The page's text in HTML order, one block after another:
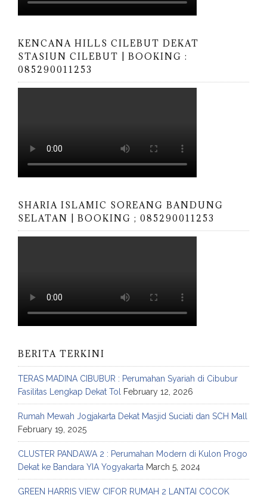
KENCANA HILLS CILEBUT DEKAT
STASIUN CILEBUT | BOOKING :
085290011253
SHARIA ISLAMIC SOREANG BANDUNG
SELATAN | BOOKING ; 085290011253
BERITA TERKINI
TERAS MADINA CIBUBUR : Perumahan Syariah di Cibubur
Fasilitas Lengkap Dekat Tol
February 12, 2026
Rumah Mewah Jogjakarta Dekat Masjid Suciati dan SCH Mall
February 19, 2025
CLUSTER PANDAWA 2 : Perumahan Modern di Kulon Progo
Dekat ke Bandara YIA Yogyakarta March 5, 2024
GREEN HARRIS VIEW CIFOR RUMAH 2 LANTAI COCOK